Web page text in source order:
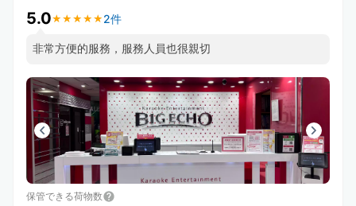
5.0★ ★ ★ ★ ★
★ ★ ★ ★ ★ 2件
非常方便的服務，服務人員也很親切
保管できる荷物数